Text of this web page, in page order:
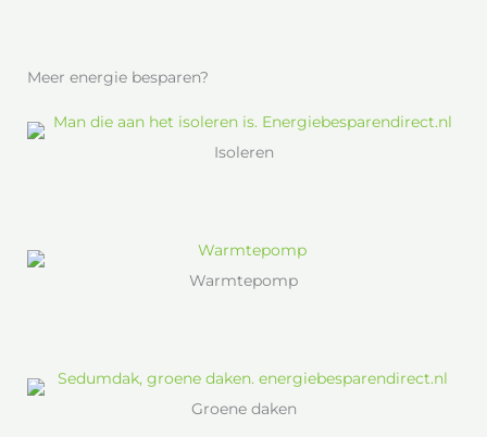
Meer energie besparen?
Isoleren
Warmtepomp
Groene daken